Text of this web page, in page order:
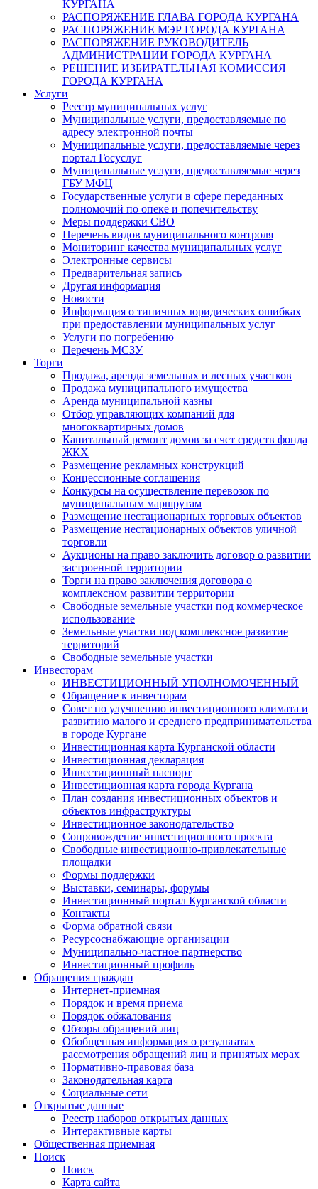
КУРГАНА
РАСПОРЯЖЕНИЕ ГЛАВА ГОРОДА КУРГАНА
РАСПОРЯЖЕНИЕ МЭР ГОРОДА КУРГАНА
РАСПОРЯЖЕНИЕ РУКОВОДИТЕЛЬ
АДМИНИСТРАЦИИ ГОРОДА КУРГАНА
РЕШЕНИЕ ИЗБИРАТЕЛЬНАЯ КОМИССИЯ
ГОРОДА КУРГАНА
Услуги
Реестр муниципальных услуг
Муниципальные услуги, предоставляемые по
адресу электронной почты
Муниципальные услуги, предоставляемые через
портал Госуслуг
Муниципальные услуги, предоставляемые через
ГБУ МФЦ
Государственные услуги в сфере переданных
полномочий по опеке и попечительству
Меры поддержки СВО
Перечень видов муниципального контроля
Мониторинг качества муниципальных услуг
Электронные сервисы
Предварительная запись
Другая информация
Новости
Информация о типичных юридических ошибках
при предоставлении муниципальных услуг
Услуги по погребению
Перечень МСЗУ
Торги
Продажа, аренда земельных и лесных участков
Продажа муниципального имущества
Аренда муниципальной казны
Отбор управляющих компаний для
многоквартирных домов
Капитальный ремонт домов за счет средств фонда
ЖКХ
Размещение рекламных конструкций
Концессионные соглашения
Конкурсы на осуществление перевозок по
муниципальным маршрутам
Размещение нестационарных торговых объектов
Размещение нестационарных объектов уличной
торговли
Аукционы на право заключить договор о развитии
застроенной территории
Торги на право заключения договора о
комплексном развитии территории
Свободные земельные участки под коммерческое
использование
Земельные участки под комплексное развитие
территорий
Свободные земельные участки
Инвесторам
ИНВЕСТИЦИОННЫЙ УПОЛНОМОЧЕННЫЙ
Обращение к инвесторам
Совет по улучшению инвестиционного климата и
развитию малого и среднего предпринимательства
в городе Кургане
Инвестиционная карта Курганской области
Инвестиционная декларация
Инвестиционный паспорт
Инвестиционная карта города Кургана
План создания инвестиционных объектов и
объектов инфраструктуры
Инвестиционное законодательство
Сопровождение инвестиционного проекта
Свободные инвестиционно-привлекательные
площадки
Формы поддержки
Выставки, семинары, форумы
Инвестиционный портал Курганской области
Контакты
Форма обратной связи
Ресурсоснабжающие организации
Муниципально-частное партнерство
Инвестиционный профиль
Обращения граждан
Интернет-приемная
Порядок и время приема
Порядок обжалования
Обзоры обращений лиц
Обобщенная информация о результатах
рассмотрения обращений лиц и принятых мерах
Нормативно-правовая база
Законодательная карта
Социальные сети
Открытые данные
Реестр наборов открытых данных
Интерактивные карты
Общественная приемная
Поиск
Поиск
Карта сайта